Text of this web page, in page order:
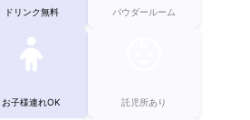
ドリンク無料 パウダールーム
お子様連れOK 託児所あり